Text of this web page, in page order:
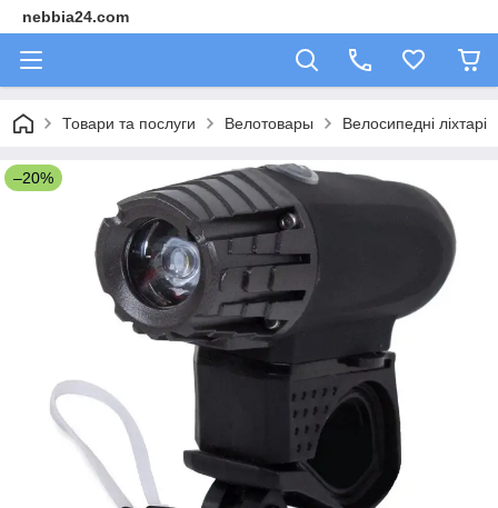
nebbia24.com
Товари та послуги Велотовары Велосипедні ліхтарі
–20%